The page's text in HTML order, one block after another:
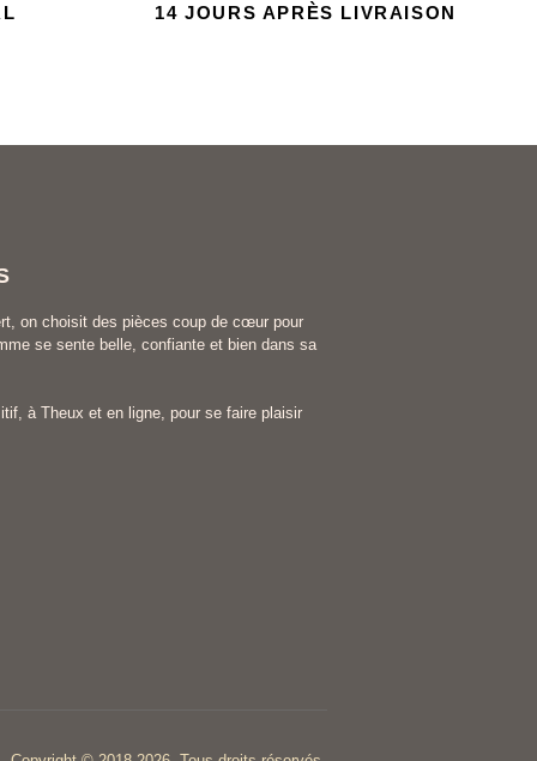
14 JOURS APRÈS LIVRAISON
on choisit des pièces coup de cœur pour
se sente belle, confiante et bien dans sa
à Theux et en ligne, pour se faire plaisir